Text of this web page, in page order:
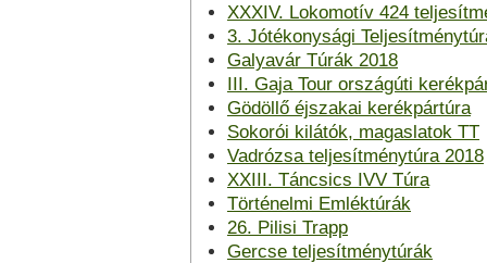
XXXIV. Lokomotív 424
3. Jótékonysági
Galyavár Túrák 2018
III. Gaja Tour országúti
Gödöllő éjszakai kerékpártúra
Sokorói kilátók, magaslatok TT
Vadrózsa teljesítménytúra 2018
XXIII. Táncsics IVV Túra
Történelmi Emléktúrák
26. Pilisi Trapp
Gercse teljesítménytúrák